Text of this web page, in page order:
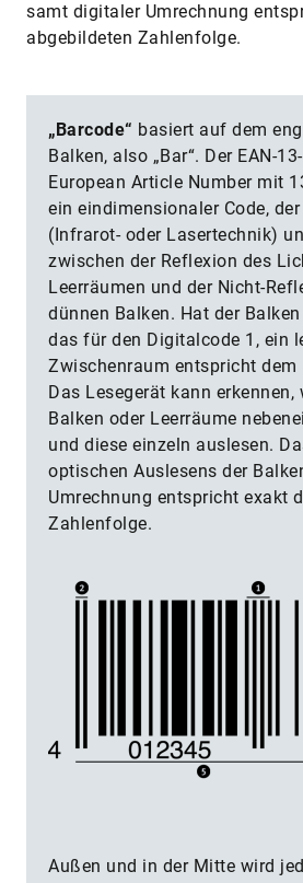
samt digitaler Umrechnung
abgebildeten Zahlenfolge.
„Barcode“ basiert auf dem
Balken, also „Bar“. Der EAN-
European Article Number mit
ein eindimensionaler Code,
(Infrarot- oder Lasertechnik)
zwischen der Reflexion des
Leerräumen und der Nicht-
dünnen Balken. Hat der
das für den Digitalcode 1, ein
Zwischenraum entspricht dem
Das Lesegerät kann erkennen,
Balken oder Leerräume
und diese einzeln auslesen.
optischen Auslesens der
Umrechnung entspricht exakt
Zahlenfolge.
Außen und in der Mitte wird